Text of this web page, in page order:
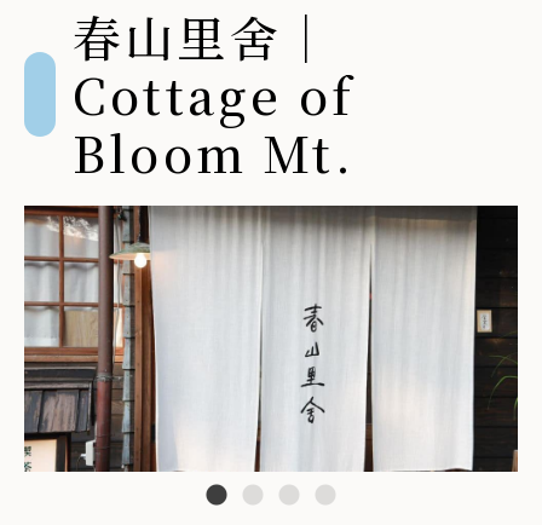
春山里舍｜
Cottage of
Bloom Mt.